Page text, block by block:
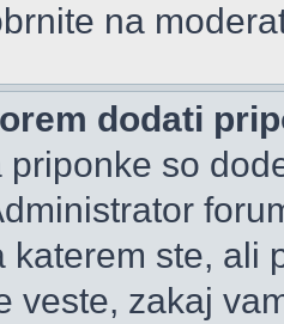
na
dodati
priponke so
katerem ste, ali
veste, zakaj